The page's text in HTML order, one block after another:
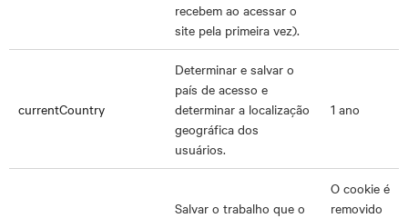
recebem ao acessar o
site pela primeira vez).
currentCountry
Determinar e salvar o
país de acesso e
determinar a localização
geográfica dos
usuários.
1 ano
Salvar o trabalho que o
O cookie é
removido